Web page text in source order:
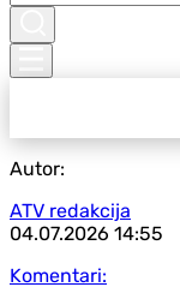
Autor:
ATV redakcija
04.07.2026 14:55
Komentari: